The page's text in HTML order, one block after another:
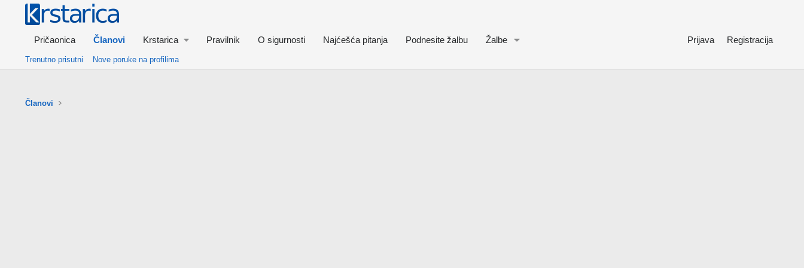
Pričaonica Članovi Krstarica Pravilnik O sigurnosti Najćešća pitanja Podnesite žalbu Žalbe Prijava Registracija
Trenutno prisutni Nove poruke na profilima
Članovi